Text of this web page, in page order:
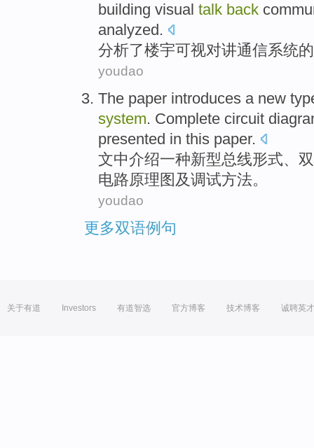
building visual talk back
analyzed.
分析了楼宇可视对讲通信系统的
youdao
The paper introduces a new
system. Complete circuit
presented in this paper.
文中介绍一种新型总线形式、
电路原理图 及调试方法。
youdao
更多双语例句
关于有道 Investors 有道智选 官方博客 技术博客 诚聘英才